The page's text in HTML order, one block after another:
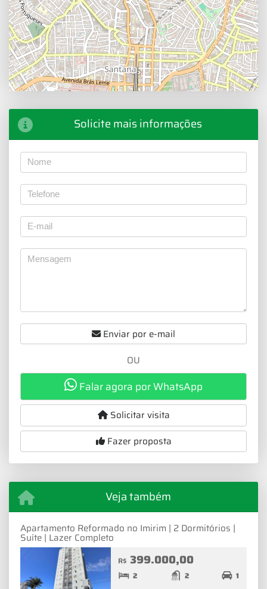
Solicite mais informações
Enviar por e-mail
OU
Falar agora por WhatsApp
Solicitar visita
Fazer proposta
Veja também
Apartamento Reformado no Imirim | 2 Dormitórios |
Suíte | Lazer Completo
R$ 399.000,00
2 2 1